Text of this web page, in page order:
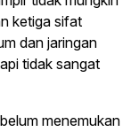
ketiga sifat
dan jaringan
tidak sangat
menemukan